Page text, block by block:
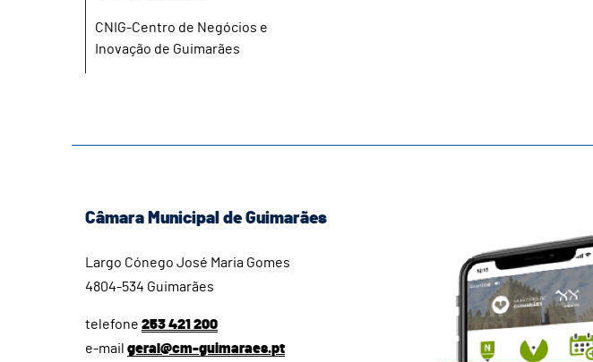
CNIG-Centro de Negócios e
Inovação de Guimarães
Câmara Municipal de Guimarães
Largo Cónego José Maria Gomes
4804-534 Guimarães
telefone 253 421 200
e-mail geral@cm-guimaraes.pt